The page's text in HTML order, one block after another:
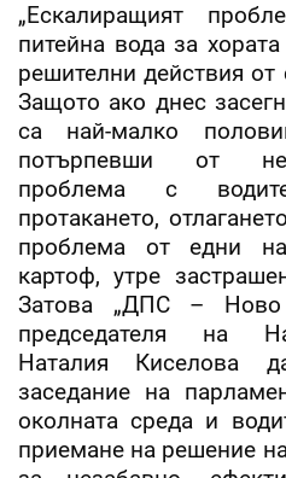
„Ескалиращият
питейна вода за
решителни действия
Защото ако днес
са най-малко
потърпевши от
проблема с
протакането,
проблема от едни
картоф, утре
Затова „ДПС – Ново
председателя на
Наталия Киселова
заседание на
околната среда и
приемане на решение